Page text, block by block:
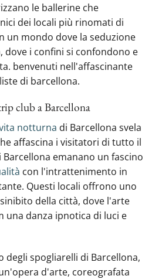
le ballerine che
dei locali più rinomati di
un mondo dove la seduzione
dove i confini si confondono e
benvenuti nell'affascinante
di barcellona.
club a Barcellona
notturna di Barcellona svela
affascina i visitatori di tutto il
emanano un fascino
con l'intrattenimento in
Questi locali offrono uno
della città, dove l'arte
una danza ipnotica di luci e
degli spogliarelli di Barcellona,
d'arte, coreografata